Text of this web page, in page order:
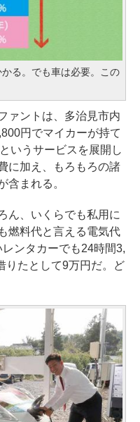
る。でも車は必要。この
ァントは、多治見市内
円でマイカーが持て
いうサービスを展開し
に加え、もろもろの諸
含まれる。
ん、いくらでも私用に
燃料代と言える電気代
ンタカーでも24時間3,
りたとして9万円だ。ど